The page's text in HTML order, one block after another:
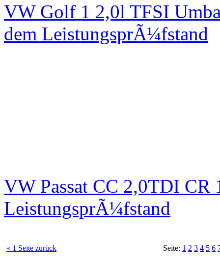
VW Golf 1 2,0l TFSI
dem LeistungsprÃ¼fstand
VW Passat CC 2,0TDI CR
LeistungsprÃ¼fstand
« 1 Seite zurück Seite: 1 2 3 4 5 6